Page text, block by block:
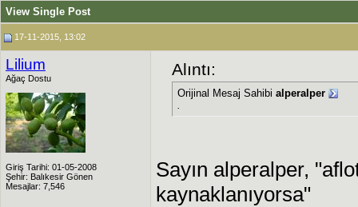
View Single Post
17-11-2015, 13:02
Lilium
Ağaç Dostu
Giriş Tarihi: 01-05-2008
Şehir: Balıkesir Gönen
Mesajlar: 7,546
Alıntı:
Orijinal Mesaj Sahibi alperalper
.
Sayın alperalper,
kaynaklanıyorsa"